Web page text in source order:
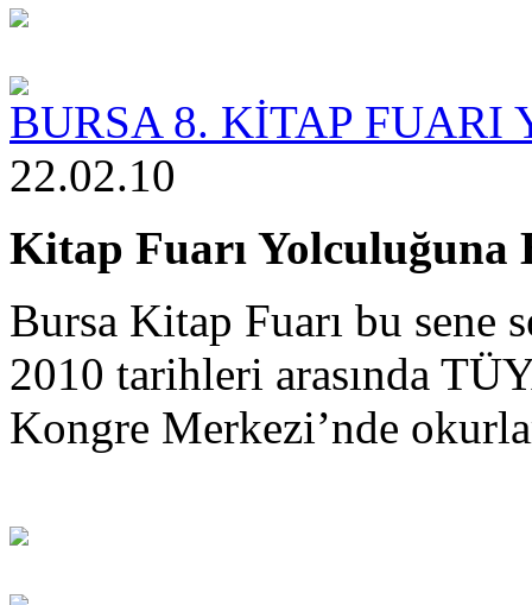
BURSA 8. KİTAP FUARI
22.02.10
Kitap Fuarı Yolculuğuna
Bursa Kitap Fuarı bu sene
2010 tarihleri arasında
Kongre Merkezi’nde